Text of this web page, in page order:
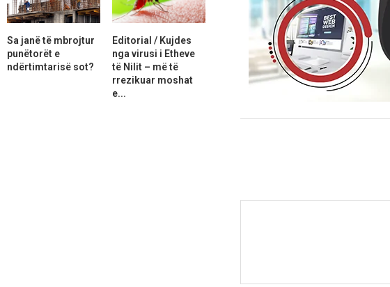
Sa janë të mbrojtur
punëtorët e
ndërtimtarisë sot?
Editorial / Kujdes
nga virusi i Etheve
të Nilit – më të
rrezikuar moshat
e...